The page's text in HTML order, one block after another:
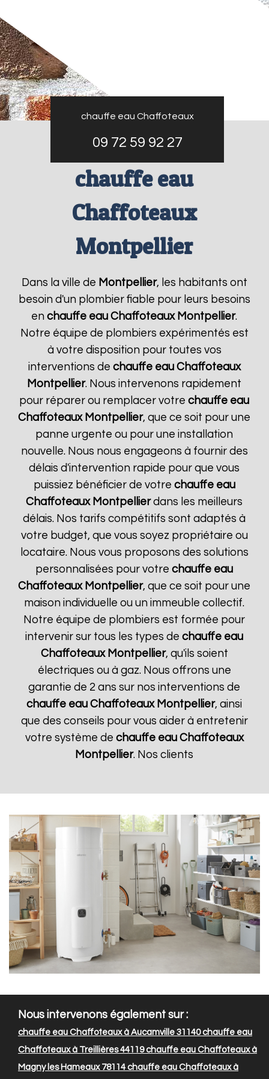
chauffe eau Chaffoteaux
09 72 59 92 27
chauffe eau
Chaffoteaux
Montpellier
Dans la ville de Montpellier, les habitants ont
besoin d'un plombier fiable pour leurs besoins
enchauffe eau Chaffoteaux Montpellier.
Notre équipe de plombiers expérimentés est
à votre disposition pour toutes vos
interventions de chauffe eau Chaffoteaux
Montpellier. Nous intervenons rapidement
pour réparer ou remplacer votrechauffe eau
Chaffoteaux Montpellier, que ce soit pour une
panne urgente ou pour une installation
nouvelle. Nous nous engageons à fournir des
délais d'intervention rapide pour que vous
puissiez bénéficier de votre chauffe eau
Chaffoteaux Montpellierdans les meilleurs
délais. Nos tarifs compétitifs sont adaptés à
votre budget, que vous soyez propriétaire ou
locataire. Nous vous proposons des solutions
personnalisées pour votrechauffe eau
Chaffoteaux Montpellier, que ce soit pour une
maison individuelle ou un immeuble collectif.
Notre équipe de plombiers est formée pour
intervenir sur tous les types dechauffe eau
Chaffoteaux Montpellier, qu'ils soient
électriques ou à gaz. Nous offrons une
garantie de 2 ans sur nos interventions de
chauffe eau Chaffoteaux Montpellier, ainsi
que des conseils pour vous aider à entretenir
votre système de chauffe eau Chaffoteaux
Montpellier. Nos clients
Nous intervenons également sur :
chauffe eau Chaffoteaux à Aucamville 31140chauffe eau
Chaffoteaux à Treillières 44119chauffe eau Chaffoteaux à
Magny les Hameaux 78114 chauffe eau Chaffoteaux à